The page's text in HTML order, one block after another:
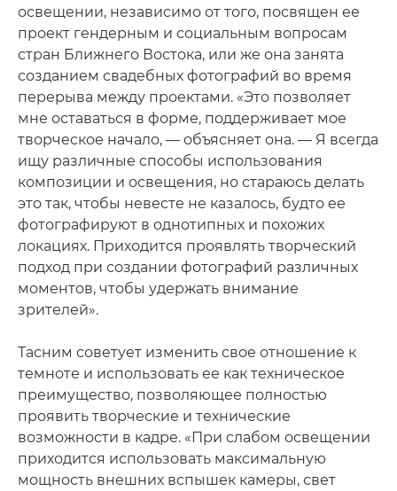
освещении, независимо от того, посвящен ее
проект гендерным и социальным вопросам
стран Ближнего Востока, или же она занята
созданием свадебных фотографий во время
перерыва между проектами. «Это позволяет
мне оставаться в форме, поддерживает мое
творческое начало, — объясняет она. — Я всегда
ищу различные способы использования
композиции и освещения, но стараюсь делать
это так, чтобы невесте не казалось, будто ее
фотографируют в однотипных и похожих
локациях. Приходится проявлять творческий
подход при создании фотографий различных
моментов, чтобы удержать внимание
зрителей».
Тасним советует изменить свое отношение к
темноте и использовать ее как техническое
преимущество, позволяющее полностью
проявить творческие и технические
возможности в кадре. «При слабом освещении
приходится использовать максимальную
мощность внешних вспышек камеры, свет